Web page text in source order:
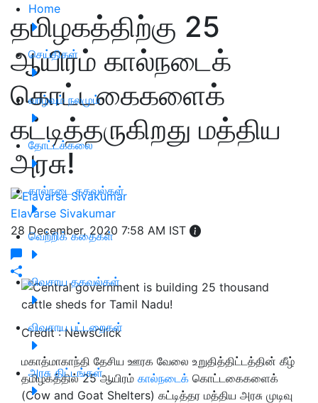
Home
செய்திகள்
வாழ்வும் நலமும்
தோட்டக்கலை
கால்நடை தகவல்கள்
வெற்றிக் கதைகள்
விவசாய தகவல்கள்
விவசாய பட்டறைகள்
அரசு திட்டங்கள்
தமிழகத்திற்கு 25
ஆயிரம் கால்நடைக்
கொட்டகைகளைக்
கட்டித்தருகிறது மத்திய
அரசு!
Elavarse Sivakumar
28 December, 2020 7:58 AM IST
Credit : NewsClick
மகாத்மாகாந்தி தேசிய ஊரக வேலை உறுதித்திட்டத்தின் கீழ்
தமிழகத்தில் 25 ஆயிரம் கால்நடைக் கொட்டகைகளைக்
(Cow and Goat Shelters) கட்டித்தர மத்திய அரசு முடிவு